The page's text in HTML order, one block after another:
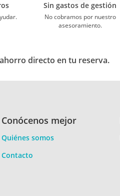
Sin gastos de gestión
No cobramos por nuestro
asesoramiento.
directo en tu reserva.
Conócenos mejor
Quiénes somos
Contacto